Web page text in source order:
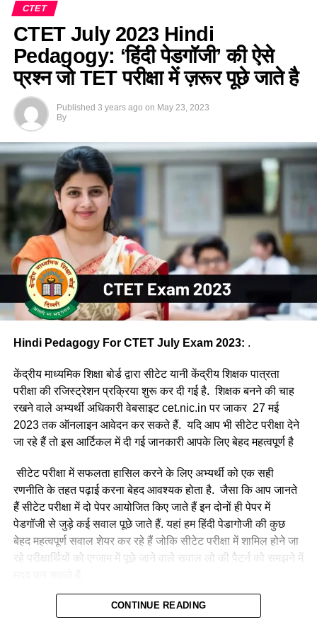
CTET
CTET July 2023 Hindi
Pedagogy: ‘हिंदी पेडगॉजी’ की ऐसे
प्रश्न जो TET परीक्षा में ज़रूर पूछे जाते है
Published 3 years ago on May 23, 2023
By
Hindi Pedagogy For CTET July Exam 2023: .
केंद्रीय माध्यमिक शिक्षा बोर्ड द्वारा सीटेट यानी केंद्रीय शिक्षक पात्रता
परीक्षा की रजिस्ट्रेशन प्रक्रिया शुरू कर दी गई है. शिक्षक बनने की चाह
रखने वाले अभ्यर्थी अधिकारी वेबसाइट cet.nic.in पर जाकर 27 मई
2023 तक ऑनलाइन आवेदन कर सकते हैं. यदि आप भी सीटेट परीक्षा देने
जा रहे हैं तो इस आर्टिकल में दी गई जानकारी आपके लिए बेहद महत्वपूर्ण है
सीटेट परीक्षा में सफलता हासिल करने के लिए अभ्यर्थी को एक सही
रणनीति के तहत पढ़ाई करना बेहद आवश्यक होता है. जैसा कि आप जानते
हैं सीटेट परीक्षा में दो पेपर आयोजित किए जाते हैं इन दोनों ही पेपर में
पेडगॉजी से जुड़े कई सवाल पूछे जाते हैं. यहां हम हिंदी पेडागोजी की कुछ
बेहद महत्वपूर्ण सवाल शेयर कर रहे हैं जोकि सीटेट परीक्षा में शामिल होने जा
रहे परीक्षार्थियों को एग्जाम में पूछे जाने वाले सवाल लो की पैटर्न को समझने में
हमारे द्वारा प्रतिदिन CTET July 2023 के लिए प्रैक्टिस सेट, प्रीवियस
CONTINUE READING